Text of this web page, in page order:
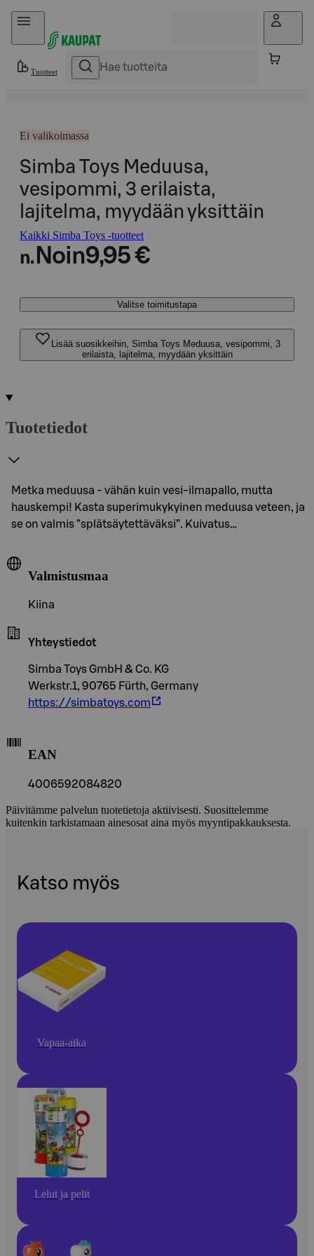
Hyppää sisältöön
Tuotteet
Ei valikoimassa
Simba Toys Meduusa,
vesipommi, 3 erilaista,
lajitelma, myydään yksittäin
Kaikki Simba Toys -tuotteet
n. Noin9,95 €
Valitse toimitustapa
Lisää suosikkeihin, Simba Toys Meduusa, vesipommi, 3
erilaista, lajitelma, myydään yksittäin
Tuotetiedot
Metka meduusa - vähän kuin vesi-ilmapallo, mutta
hauskempi! Kasta superimukykyinen meduusa veteen, ja
se on valmis ”splätsäytettäväksi”. Kuivatus…
Valmistusmaa
Kiina
Yhteystiedot
Simba Toys GmbH & Co. KG
Werkstr.1, 90765 Fürth, Germany
https://simbatoys.com
EAN
4006592084820
Päivitämme palvelun tuotetietoja aktiivisesti. Suosittelemme
kuitenkin tarkistamaan ainesosat aina myös myyntipakkauksesta.
Katso myös
Vapaa-aika
Lelut ja pelit